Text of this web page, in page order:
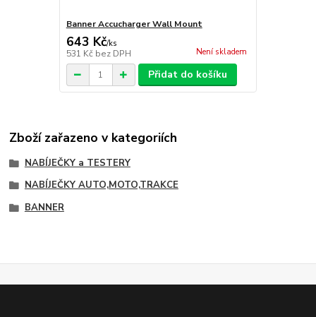
Banner Accucharger Wall Mount
643 Kč/ks
531 Kč bez DPH Není skladem
Přidat do košíku
Zboží zařazeno v kategoriích
NABÍJEČKY a TESTERY
NABÍJEČKY AUTO,MOTO,TRAKCE
BANNER